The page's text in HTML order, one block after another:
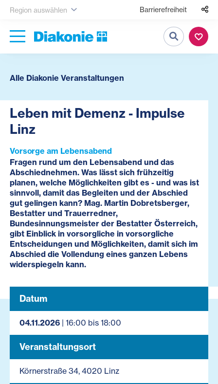
Region auswählen Barrierefreiheit
Suche
Alle Diakonie Veranstaltungen
Leben mit Demenz - Impulse
Linz
Vorsorge am Lebensabend
Fragen rund um den Lebensabend und das
Abschiednehmen. Was lässt sich frühzeitig
planen, welche Möglichkeiten gibt es - und was ist
sinnvoll, damit das Begleiten und der Abschied
gut gelingen kann? Mag. Martin Dobretsberger,
Bestatter und Trauerredner,
Bundesinnungsmeister der Bestatter Österreich,
gibt Einblick in vorsorgliche in vorsorgliche
Entscheidungen und Möglichkeiten, damit sich im
Abschied die Vollendung eines ganzen Lebens
widerspiegeln kann.
Datum
04.11.2026 | 16:00 bis 18:00
Veranstaltungsort
Körnerstraße 34, 4020 Linz